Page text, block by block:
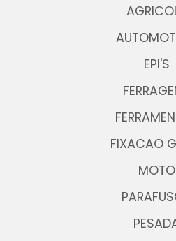
EPI'S
FIXACAO
MOTO